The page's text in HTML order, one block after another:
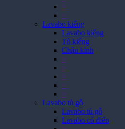
>
>
Lavabo kiếng
Lavabo kiếng
Tô kiếng
Chậu kính
>
>
>
>
>
Lavabo tủ gỗ
Lavabo tủ gỗ
Lavabo cổ điển